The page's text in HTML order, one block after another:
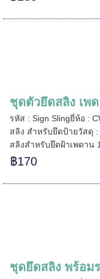
ชุดตัวยึดสลิง เพ
รหัส : Sign Slingยี่ห้อ :
สลิง สำหรับยึดป้ายวัสดุ
สลิงสำหรับยึดฝ้าเพดาน
฿170
ชุดยึดสลิง พร้อม